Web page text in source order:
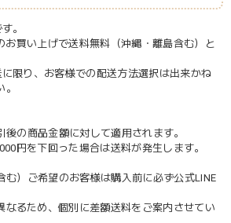
。
お買い上げで送料無料（沖縄・離島含む）と
限り、お客様での配送方法選択は出来かね
後の商品金額に対して適用されます。
円を下回った場合は送料が発生します。
む）ご希望のお客様は購入前に必ず公式LINE
なるため、個別に差額送料をご案内させてい